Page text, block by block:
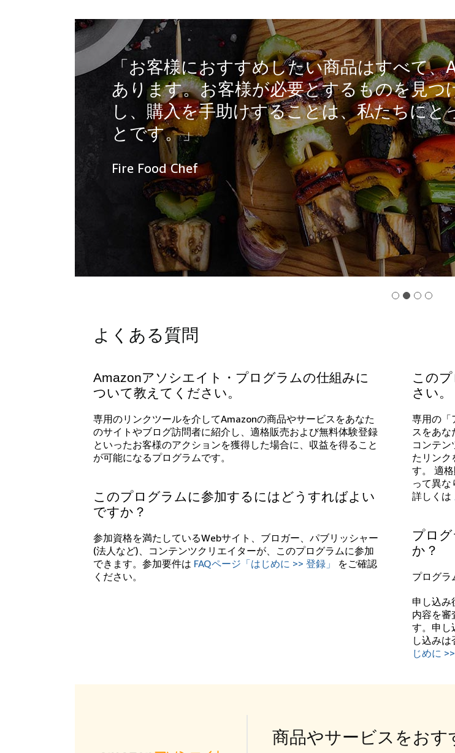
「お客様におすすめしたい商品はすべて、
あります。お客様が必要とするものを見つ
し、購入を手助けすることは、私たちにと
とです。」
Fire Food Chef
よくある質問
Amazonアソシエイト・プログラムの仕組みに
ついて教えてください。
専用のリンクツールを介してAmazonの商品やサービスをあなた
のサイトやブログ訪問者に紹介し、適格販売および無料体験登録
といったお客様のアクションを獲得した場合に、収益を得ること
が可能になるプログラムです。
このプログラムに参加するにはどうすればよい
ですか？
参加資格を満たしているWebサイト、ブロガー、パブリッシャー
(法人など)、コンテンツクリエイターが、このプログラムに参加
できます。参加要件は FAQページ「はじめに >> 登録」 をご確認
ください。
この
さい。
専用の「
スをあな
コンテ
たリンク
す。 適
って異な
詳しくは
プロ
か？
プログラ
申し込み
内容を審
す。申し
し込み
じめに
商品やサービスをおす